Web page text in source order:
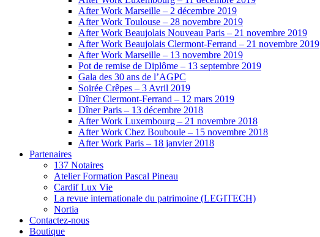
After Work Marseille – 2 décembre 2019
After Work Toulouse – 28 novembre 2019
After Work Beaujolais Nouveau Paris – 21 novembre 2019
After Work Beaujolais Clermont-Ferrand – 21 novembre 2019
After Work Marseille – 13 novembre 2019
Pot de remise de Diplôme – 13 septembre 2019
Gala des 30 ans de l’AGPC
Soirée Crêpes – 3 Avril 2019
Dîner Clermont-Ferrand – 12 mars 2019
Dîner Paris – 13 décembre 2018
After Work Luxembourg – 21 novembre 2018
After Work Chez Bouboule – 15 novembre 2018
After Work Paris – 18 janvier 2018
Partenaires
137 Notaires
Atelier Formation Pascal Pineau
Cardif Lux Vie
La revue internationale du patrimoine (LEGITECH)
Nortia
Contactez-nous
Boutique